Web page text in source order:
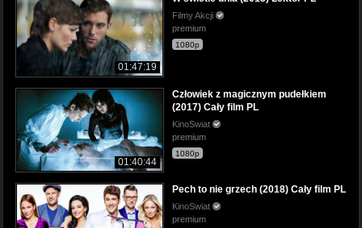
01:47:19
Filmy Akcji
premium
1080p
01:40:44
Człowiek z magicznym pudełkiem
(2017) Cały film PL
KinoSwiat
premium
1080p
Pech to nie grzech (2018) Cały film PL
KinoSwiat
premium